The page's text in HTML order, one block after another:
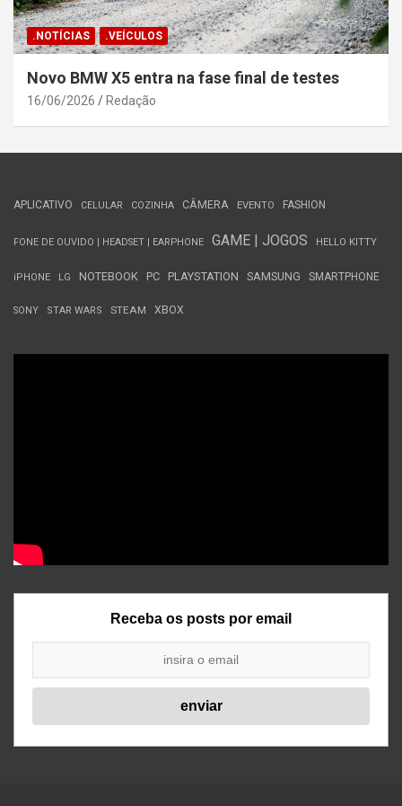
.NOTÍCIAS .VEÍCULOS
Novo BMW X5 entra na fase final de testes
16/06/2026 Redação
APLICATIVO CELULAR COZINHA CÂMERA EVENTO FASHION
FONE DE OUVIDO | HEADSET | EARPHONE GAME | JOGOS HELLO KITTY
iPHONE LG NOTEBOOK PC PLAYSTATION SAMSUNG SMARTPHONE
SONY STAR WARS STEAM XBOX
Receba os posts por email